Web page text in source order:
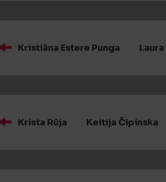
Kristiāna Estere Punga
Krista Rūja Keitija Čipinska